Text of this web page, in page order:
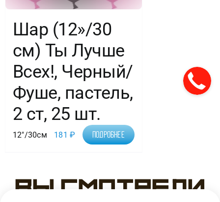
Шар (12»/30
см) Ты Лучше
Всех!, Черный/
Фуше, пастель,
2 ст, 25 шт.
12"/30см 181₽ Подробнее
Вы смотрели